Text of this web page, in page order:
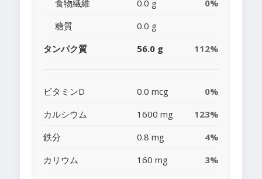
食物繊維 0.0 g
0%
糖質
0.0 g
タンパク質
56.0 g 112%
ビタミンD 0.0 mcg
0%
カルシウム
1600 mg
123%
鉄分
0.8 mg
4%
カリウム
160 mg 3%